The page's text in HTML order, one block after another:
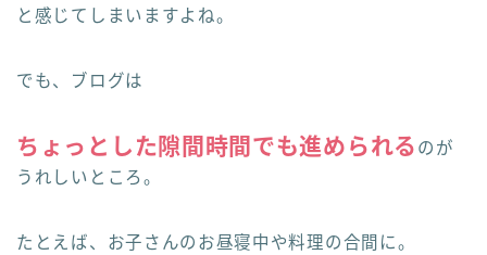
と感じてしまいますよね。
でも、ブログは
ちょっとした隙間時間でも進められる のが
うれしいところ。
たとえば、お子さんのお昼寝中や料理の合間に。